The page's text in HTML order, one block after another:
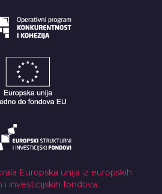
Europska unija iz europskih
i investicijskih fondova.